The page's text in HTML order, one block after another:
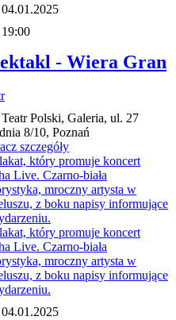
04.01.2025
19:00
- Wiera Gran
Teatr Polski, Galeria, ul. 27
8/10, Poznań
szczegóły
04.01.2025